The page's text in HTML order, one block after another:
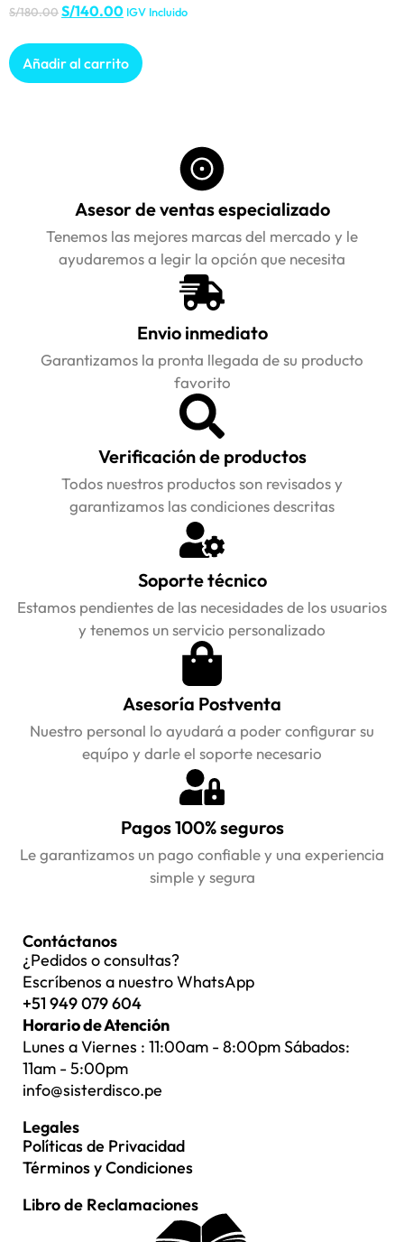
S/180.00S/140.00 IGV Incluido
Añadir al carrito
Asesor de ventas especializado
Tenemos las mejores marcas del mercado y le
ayudaremos a legir la opción que necesita
Envio inmediato
Garantizamos la pronta llegada de su producto
favorito
Verificación de productos
Todos nuestros productos son revisados y
garantizamos las condiciones descritas
Soporte técnico
Estamos pendientes de las necesidades de los usuarios
y tenemos un servicio personalizado
Asesoría Postventa
Nuestro personal lo ayudará a poder configurar su
equípo y darle el soporte necesario
Pagos 100% seguros
Le garantizamos un pago confiable y una experiencia
simple y segura
Contáctanos
¿Pedidos o consultas?
Escríbenos a nuestro WhatsApp
+51 949 079 604
Horario de Atención
Lunes a Viernes : 11:00am - 8:00pm Sábados:
11am - 5:00pm
info@sisterdisco.pe
Legales
Políticas de Privacidad
Términos y Condiciones
Libro de Reclamaciones